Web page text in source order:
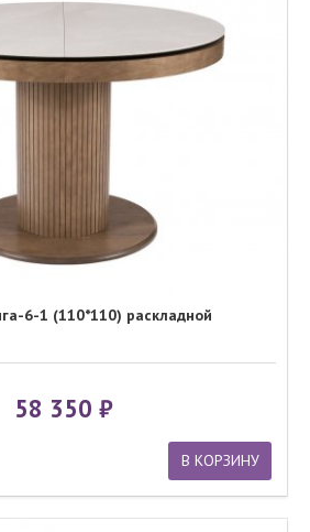
6-1 (110*110) раскладной
58 350
В КОРЗИНУ